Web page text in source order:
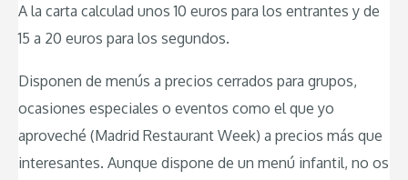
A la carta calculad unos 10 euros para los entrantes y de
15 a 20 euros para los segundos.
Disponen de menús a precios cerrados para grupos,
ocasiones especiales o eventos como el que yo
aproveché (Madrid Restaurant Week) a precios más que
interesantes. Aunque dispone de un menú infantil, no os